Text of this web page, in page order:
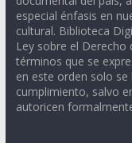
especial énfasis en
cultural. Biblioteca
Ley sobre el
términos que se
en este orden solo
cumplimiento, salvo
autoricen